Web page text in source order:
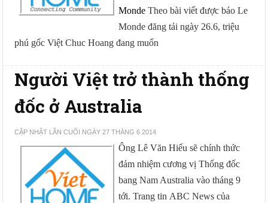
Monde Theo bài viết được báo Le
Monde đăng tải ngày 26.6, triệu
phú gốc Việt Chuc Hoang đang muốn
Người Việt trở thành thống
đốc ở Australia
CẬP NHẬT LẦN CUỐI NGÀY 27 THÁNG 6 2014
Ông Lê Văn Hiếu sẽ chính thức
đảm nhiệm cương vị Thống đốc
bang Nam Australia vào tháng 9
tới. Trang tin ABC News của